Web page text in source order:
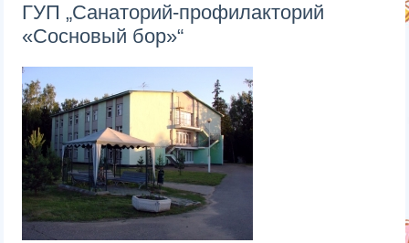
ГУП „Санаторий-профилакторий
«Сосновый бор»“